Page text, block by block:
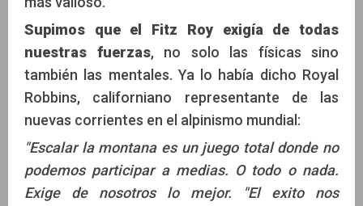
Supimos que el Fitz Roy exigía de todas
nuestras fuerzas, no solo las físicas sino
también las mentales. Ya lo había dicho Royal
Robbins, californiano representante de las
nuevas corrientes en el alpinismo mundial:
"Escalar la montana es un juego total donde no
podemos participar a medias. O todo o nada.
Exige de nosotros lo mejor. "El exito nos